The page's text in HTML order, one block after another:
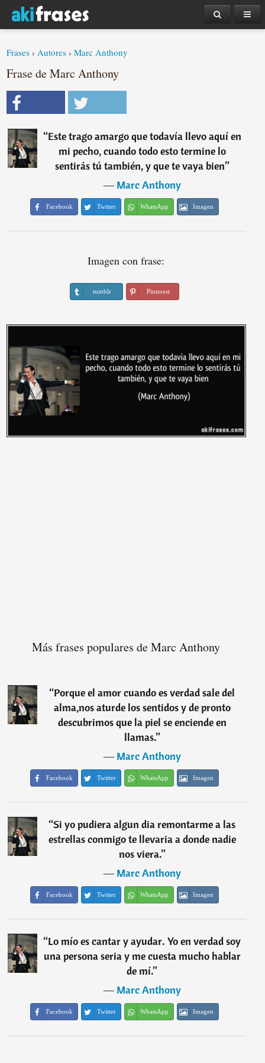
Frases ›Autores ›Marc Anthony
Frase de Marc Anthony
“Este trago amargo que todavía llevo aquí en
mi pecho, cuando todo esto termine lo
sentirás tú también, y que te vaya bien”
―Marc Anthony
Facebook Twitter WhatsApp Imagen
Imagen con frase:
tumblr Pinterest
Más frases populares de Marc Anthony
“Porque el amor cuando es verdad sale del
alma,nos aturde los sentidos y de pronto
descubrimos que la piel se enciende en
llamas.”
―Marc Anthony
Facebook Twitter WhatsApp Imagen
“Si yo pudiera algun dia remontarme a las
estrellas conmigo te llevaria a donde nadie
nos viera.”
―Marc Anthony
Facebook Twitter WhatsApp Imagen
“Lo mío es cantar y ayudar. Yo en verdad soy
una persona seria y me cuesta mucho hablar
de mí.”
―Marc Anthony
Facebook Twitter WhatsApp Imagen